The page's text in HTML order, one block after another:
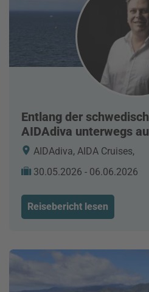
Entlang der
AIDAdiva unterwegs
AIDAdiva, AIDA Cruises,
30.05.2026 - 06.06.2026
Reisebericht lesen